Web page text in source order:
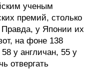
ученым
премий, столько
у Японии их
на фоне 138
у англичан, 55 у
отвергать